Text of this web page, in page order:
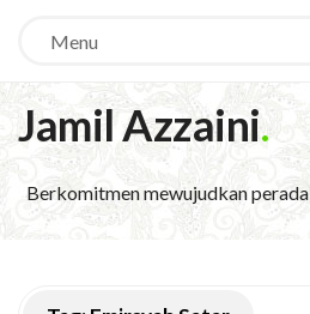
Menu
Jamil Azzaini.
Berkomitmen mewujudkan